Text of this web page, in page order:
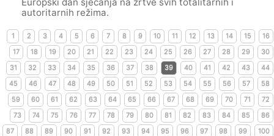
autoritarnih režima.
1 2 3 4 5 6 7 8 9 10 11 12 13 14 15
16
17
18 19 20 21 22 23 24 25 26 27 28 29
30
31
32 33 34 35 36 37 38 39 40 41 42 43
44
45
46 47 48 49 50 51 52 53 54 55 56 57
58
59
60 61 62 63 64 65 66 67 68 69 70 71
72
73
74 75 76 77 78 79 80 81 82 83 84 85
86
87
88 89 90 91 92 93 94 95 96 97 98 99
100